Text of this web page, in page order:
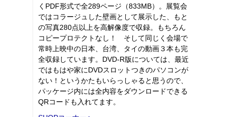
くPDF形式で全289ページ（833MB）。展覧会
ではコラージュした壁画として展示した、もと
の写真280点以上を高解像度で収録。もちろん
コピープロテクトなし！ そして同じく会場で
常時上映中の日本、台湾、タイの動画３本も完
全収録しています。DVD-R版については、最近
ではもはや家にDVDスロットつきのパソコンが
ない！というかたもいらっしゃると思うので、
パッケージ内には全内容をダウンロードできる
QRコードも入れてます。